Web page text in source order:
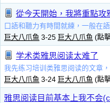
從今天開始，我將重點攻
口語和聽力有時間就練，一般在
巨大八爪鱼 3-25 巨大八爪鱼 (點
学术类雅思阅读太难了
我先练习培训类雅思阅读的文章
巨大八爪鱼 3-24 巨大八爪鱼 (點
雅思阅读目前基本上我不会